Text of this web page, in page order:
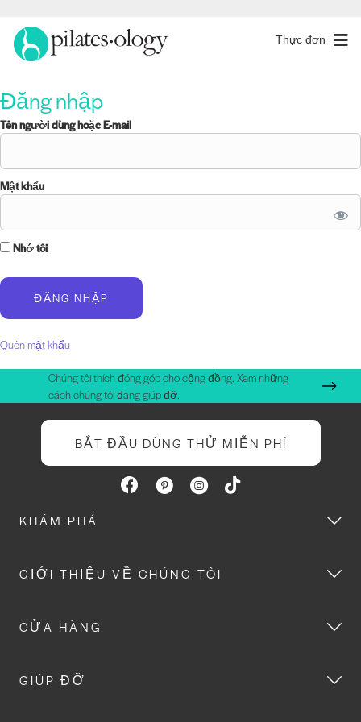
Thực đơn
Đăng nhập
Tên người dùng hoặc E-mail
Mật khẩu
Nhớ tôi
Quên mật khẩu
Chúng tôi thích đóng góp cho cộng đồng. Xem những
cách chúng tôi đang giúp đỡ.
BẮT ĐẦU DÙNG THỬ MIỄN PHÍ
KHÁM PHÁ
GIỚI THIỆU VỀ CHÚNG TÔI
CỬA HÀNG
GIÚP ĐỠ